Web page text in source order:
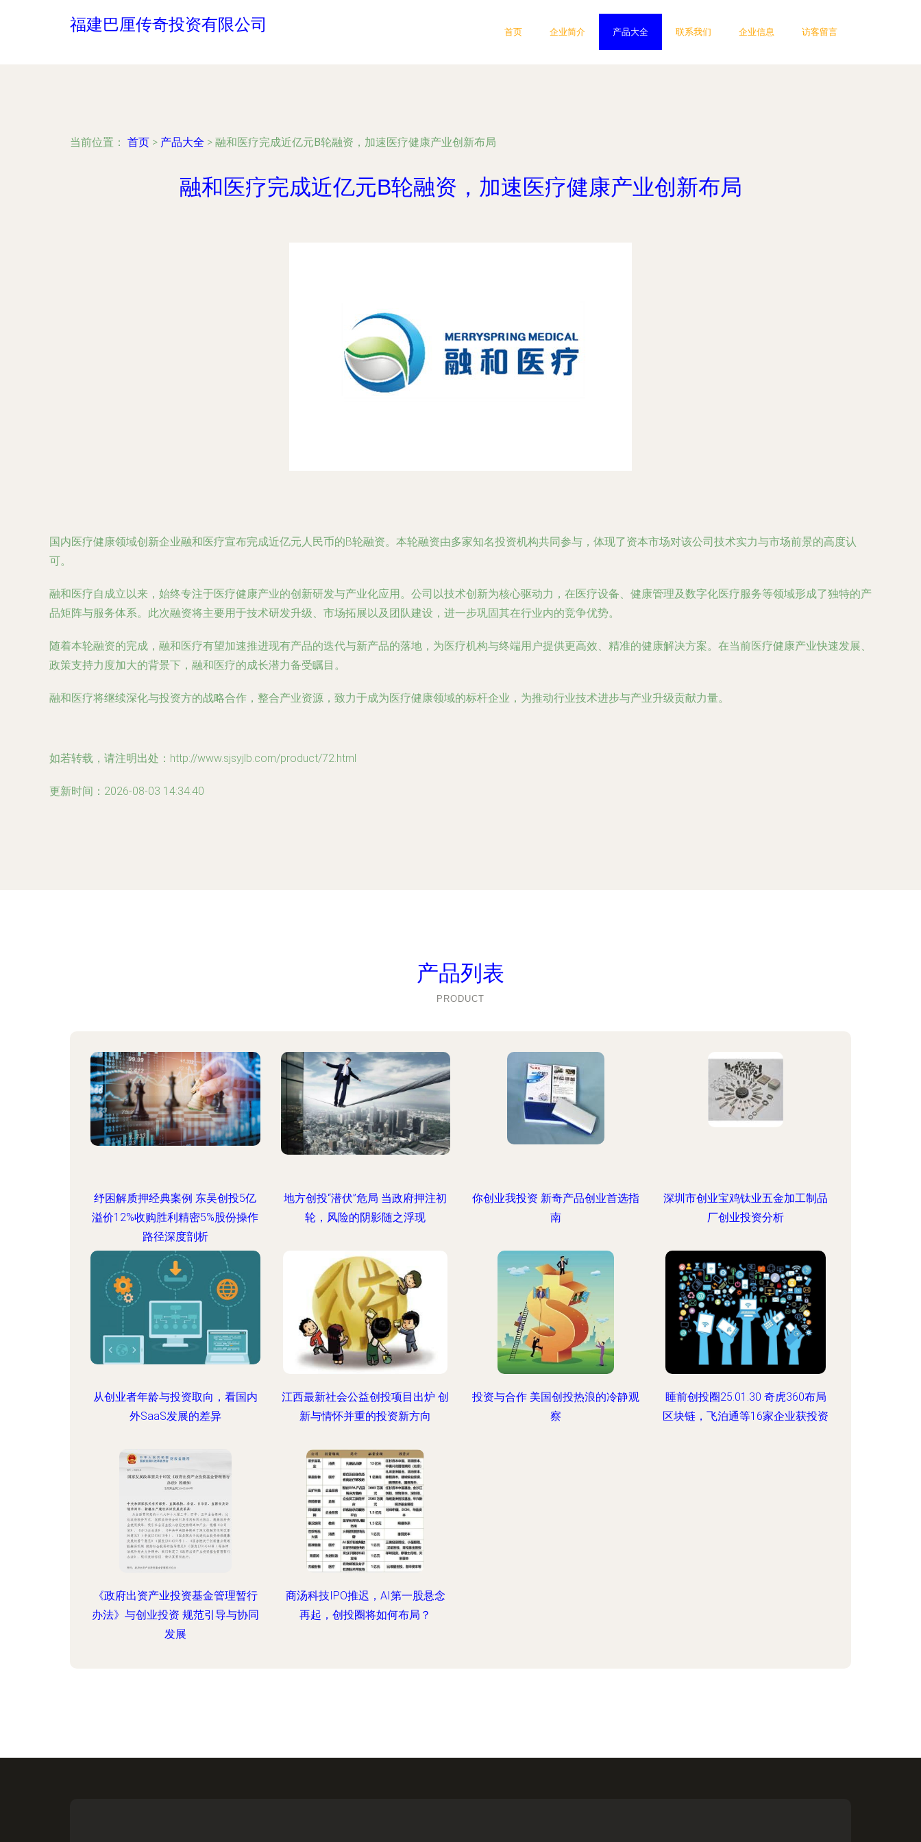
福建巴厘传奇投资有限公司 首页 企业简介 产品大全 联系我们 企业信息 访客留言
当前位置： 首页 > 产品大全 > 融和医疗完成近亿元B轮融资，加速医疗健康产业创新布局
融和医疗完成近亿元B轮融资，加速医疗健康产业创新布局
国内医疗健康领域创新企业融和医疗宣布完成近亿元人民币的B轮融资。本轮融资由多家知名投资机构共同参与，体现了资本市场对该公司技术实力与市场前景的高度认
可。
融和医疗自成立以来，始终专注于医疗健康产业的创新研发与产业化应用。公司以技术创新为核心驱动力，在医疗设备、健康管理及数字化医疗服务等领域形成了独特的产
品矩阵与服务体系。此次融资将主要用于技术研发升级、市场拓展以及团队建设，进一步巩固其在行业内的竞争优势。
随着本轮融资的完成，融和医疗有望加速推进现有产品的迭代与新产品的落地，为医疗机构与终端用户提供更高效、精准的健康解决方案。在当前医疗健康产业快速发展、
政策支持力度加大的背景下，融和医疗的成长潜力备受瞩目。
融和医疗将继续深化与投资方的战略合作，整合产业资源，致力于成为医疗健康领域的标杆企业，为推动行业技术进步与产业升级贡献力量。
如若转载，请注明出处：http://www.sjsyjlb.com/product/72.html
更新时间：2026-08-03 14:34:40
产品列表
PRODUCT
纾困解质押经典案例 东吴创投5亿
溢价12%收购胜利精密5%股份操作
路径深度剖析
地方创投“潜伏”危局 当政府押注初
轮，风险的阴影随之浮现
你创业我投资 新奇产品创业首选指
南
深圳市创业宝鸡钛业五金加工制品
厂创业投资分析
从创业者年龄与投资取向，看国内
外SaaS发展的差异
江西最新社会公益创投项目出炉 创
新与情怀并重的投资新方向
投资与合作 美国创投热浪的冷静观
察
睡前创投圈25.01.30 奇虎360布局
区块链，飞泊通等16家企业获投资
《政府出资产业投资基金管理暂行
办法》与创业投资 规范引导与协同
发展
商汤科技IPO推迟，AI第一股悬念
再起，创投圈将如何布局？